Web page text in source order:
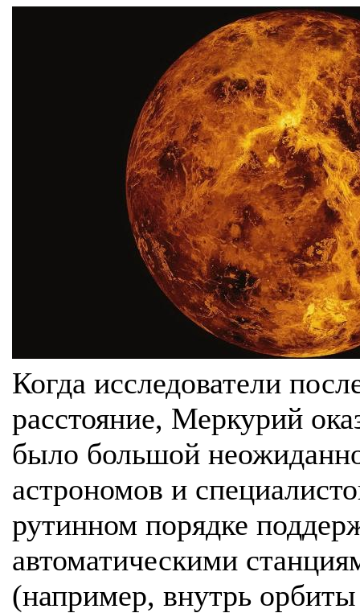
Когда исследователи
расстояние, Меркурий
было большой
астрономов и
рутинном порядке
автоматическими
(например, внутрь